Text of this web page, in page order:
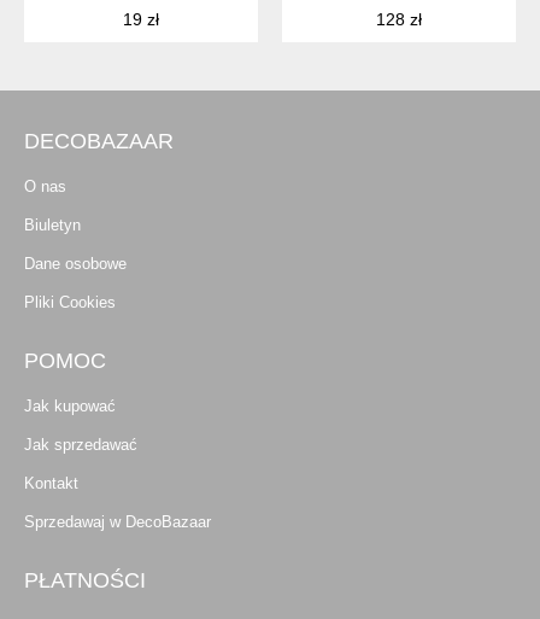
19 zł
128 zł
DECOBAZAAR
O nas
Biuletyn
Dane osobowe
Pliki Cookies
POMOC
Jak kupować
Jak sprzedawać
Kontakt
Sprzedawaj w DecoBazaar
PŁATNOŚCI